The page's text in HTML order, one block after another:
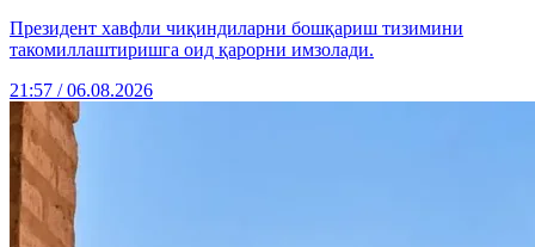
Президент хавфли чиқиндиларни бошқариш тизимини
такомиллаштиришга оид қарорни имзолади.
21:57 / 06.08.2026